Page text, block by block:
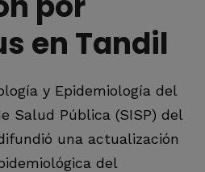
en Tandil
y Epidemiología del
Salud Pública (SISP) del
una actualización
del